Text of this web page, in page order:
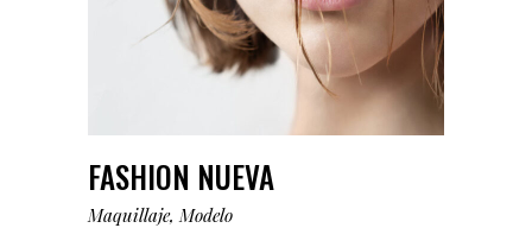
FASHION NUEVA
Maquillaje Modelo